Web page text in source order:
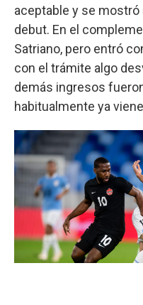
aceptable y se
debut. En el
Satriano, pero entró
con el trámite algo
demás ingresos
habitualmente ya